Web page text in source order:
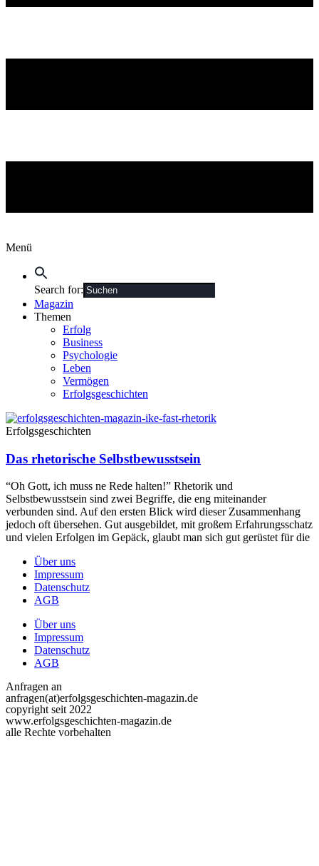
Menü
Search for:
Magazin
Themen
Erfolg
Business
Psychologie
Leben
Vermögen
Erfolgsgeschichten
Erfolgsgeschichten
Das rhetorische Selbstbewusstsein
“Oh Gott, ich muss ne Rede halten!” Rhetorik und
Selbstbewusstsein sind zwei Begriffe, die eng miteinander
verbunden sind. Auf den ersten Blick wird dieser Zusammenhang
jedoch oft übersehen. Gut ausgebildet, mit großem Erfahrungsschatz
und vielen Erfolgen im Gepäck, glaubt man sich gut gerüstet für die
Über uns
Impressum
Datenschutz
AGB
Über uns
Impressum
Datenschutz
AGB
Anfragen an
anfragen(at)erfolgsgeschichten-magazin.de
copyright seit 2022
www.erfolgsgeschichten-magazin.de
alle Rechte vorbehalten